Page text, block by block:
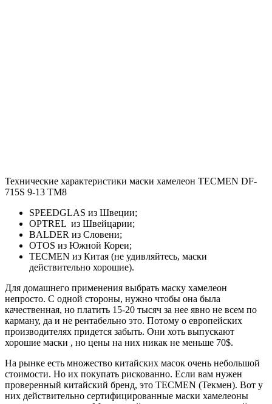
Технические характеристики маски хамелеон TECMEN DF-
715S 9-13 TM8
SPEEDGLAS из Швеции;
OPTREL из Швейцарии;
BALDER из Словени;
OTOS из Южной Кореи;
TECMEN из Китая (не удивляйтесь, маски
действительно хорошие).
Для домашнего применения выбрать маску хамелеон
непросто. С одной стороны, нужно чтобы она была
качественная, но платить 15-20 тысяч за нее явно не всем по
карману, да и не рентабельно это. Потому о европейских
производителях придется забыть. Они хоть выпускают
хорошие маски , но цены на них никак не меньше 70$.
На рынке есть множество китайских масок очень небольшой
стоимости. Но их покупать рискованно. Если вам нужен
проверенный китайский бренд, это TECMEN (Текмен). Вот у
них действительно сертифицированные маски хамелеоны